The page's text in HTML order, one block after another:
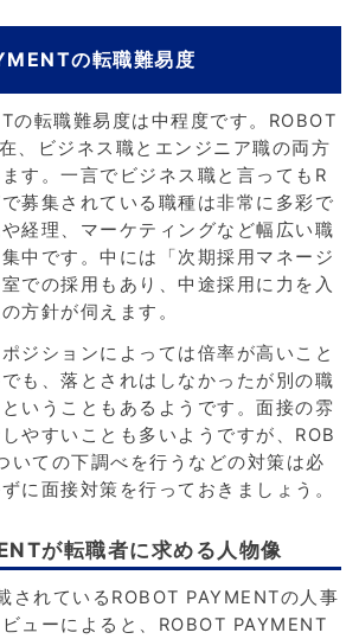
の転職難易度
の転職難易度は中程度です。ROBOT
、ビジネス職とエンジニア職の両方
す。一言でビジネス職と言ってもR
募集されている職種は非常に多彩で
経理、マーケティングなど幅広い職
中です。中には「次期採用マネージ
での採用もあり、中途採用に力を入
方針が伺えます。
ジションによっては倍率が高いこと
も、落とされはしなかったが別の職
いうこともあるようです。面接の雰
やすいことも多いようですが、ROB
いての下調べを行うなどの対策は必
に面接対策を行っておきましょう。
が転職者に求める人物像
されているROBOT PAYMENTの人事
ューによると、ROBOT PAYMENT